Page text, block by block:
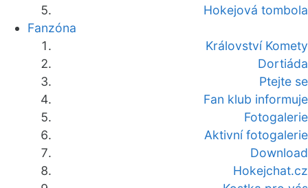
Hokejová tombola
Fanzóna
Království Komety
Dortiáda
Ptejte se
Fan klub informuje
Fotogalerie
Aktivní fotogalerie
Download
Hokejchat.cz